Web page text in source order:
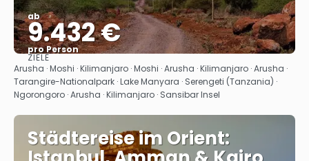
ab
9.432 €
pro Person
Sehen
ZIELE
Arusha · Moshi · Kilimanjaro · Moshi · Arusha · Kilimanjaro · Arusha ·
Tarangire-Nationalpark · Lake Manyara · Serengeti (Tanzania) ·
Ngorongoro · Arusha · Kilimanjaro · Sansibar Insel
Städtereise im Orient: